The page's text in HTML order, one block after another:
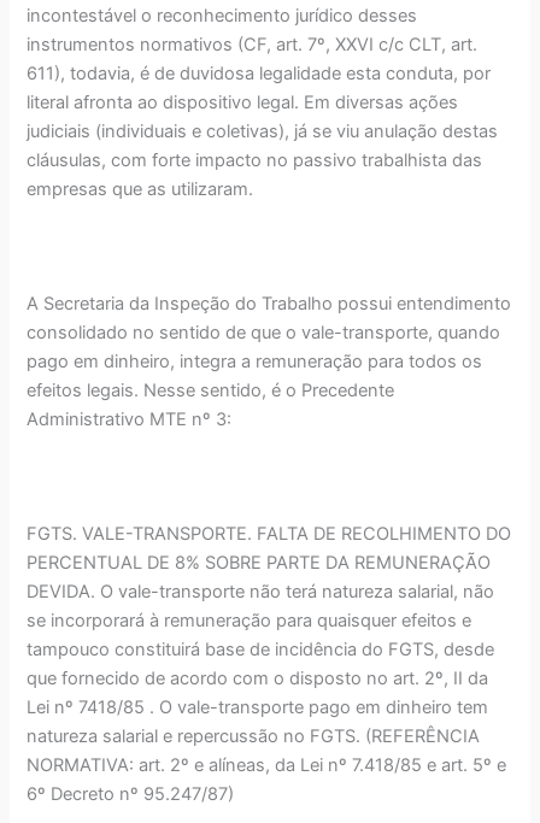
incontestável o reconhecimento jurídico desses
instrumentos normativos (CF, art. 7º, XXVI c/c CLT, art.
611), todavia, é de duvidosa legalidade esta conduta, por
literal afronta ao dispositivo legal. Em diversas ações
judiciais (individuais e coletivas), já se viu anulação destas
cláusulas, com forte impacto no passivo trabalhista das
empresas que as utilizaram.
A Secretaria da Inspeção do Trabalho possui entendimento
consolidado no sentido de que o vale-transporte, quando
pago em dinheiro, integra a remuneração para todos os
efeitos legais. Nesse sentido, é o Precedente
Administrativo MTE nº 3:
FGTS. VALE-TRANSPORTE. FALTA DE RECOLHIMENTO DO
PERCENTUAL DE 8% SOBRE PARTE DA REMUNERAÇÃO
DEVIDA. O vale-transporte não terá natureza salarial, não
se incorporará à remuneração para quaisquer efeitos e
tampouco constituirá base de incidência do FGTS, desde
que fornecido de acordo com o disposto no art. 2º, II da
Lei nº 7418/85 . O vale-transporte pago em dinheiro tem
natureza salarial e repercussão no FGTS. (REFERÊNCIA
NORMATIVA: art. 2º e alíneas, da Lei nº 7.418/85 e art. 5º e
6º Decreto nº 95.247/87)